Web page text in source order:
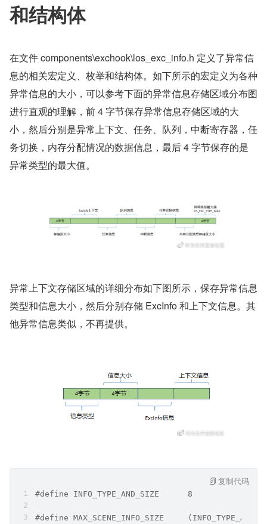
和结构体
在文件 components\exchook\los_exc_info.h 定义了异常信
息的相关宏定义、枚举和结构体。如下所示的宏定义为各种
异常信息的大小，可以参考下面的异常信息存储区域分布图
进行直观的理解，前 4 字节保存异常信息存储区域的大
小，然后分别是异常上下文、任务、队列，中断寄存器，任
务切换，内存分配情况的数据信息，最后 4 字节保存的是
异常类型的最大值。
异常上下文存储区域的详细分布如下图所示，保存异常信息
类型和信息大小，然后分别存储 ExcInfo 和上下文信息。其
他异常信息类似，不再提供。
#define INFO_TYPE_AND_SIZE      8
#define MAX_SCENE_INFO_SIZE
复制代码